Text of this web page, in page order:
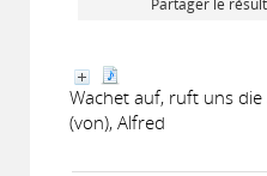
Partager le
Wachet auf, ruft uns die
(von), Alfred